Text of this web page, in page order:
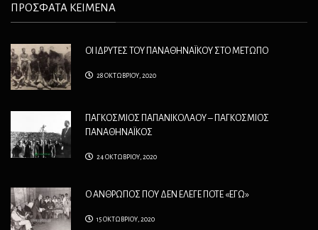
ΠΡΟΣΦΑΤΑ ΚΕΙΜΕΝΑ
ΟΙ ΙΔΡΥΤΕΣ ΤΟΥ ΠΑΝΑΘΗΝΑΪΚΟΥ ΣΤΟ ΜΕΤΩΠΟ
28 ΟΚΤΩΒΡΙΟΥ, 2020
ΠΑΓΚΟΣΜΙΟΣ ΠΑΠΑΝΙΚΟΛΑΟΥ – ΠΑΓΚΟΣΜΙΟΣ
ΠΑΝΑΘΗΝΑΪΚΟΣ
24 ΟΚΤΩΒΡΙΟΥ, 2020
Ο ΑΝΘΡΩΠΟΣ ΠΟΥ ΔΕΝ ΕΛΕΓΕ ΠΟΤΕ «ΕΓΩ»
15 ΟΚΤΩΒΡΙΟΥ, 2020